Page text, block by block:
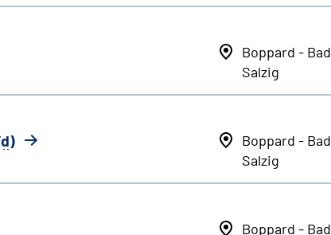
Boppard - Bad
Salzig
d)
Boppard - Bad
Salzig
Boppard - Bad